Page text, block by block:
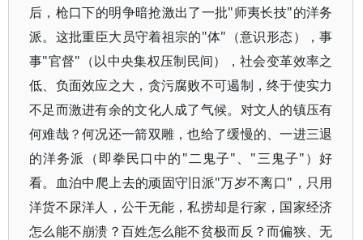
后，枪口下的明争暗抢激出了一批"师夷长技"的洋务
派。这批重臣大员守着祖宗的"体"（意识形态），事
事"官督"（以中央集权压制民间），社会变革效率之
低、负面效应之大，贪污腐败不可遏制，终于使实力
不足而激进有余的文化人成了气候。对文人的镇压有
何难哉？何况还一箭双雕，也给了缓慢的、一进三退
的洋务派（即拳民口中的"二鬼子"、"三鬼子"）好
看。血泊中爬上去的顽固守旧派"万岁不离口"，只用
洋货不尿洋人，公干无能，私捞却是行家，国家经济
怎么能不崩溃？百姓怎么能不贫极而反？而偏狭、无